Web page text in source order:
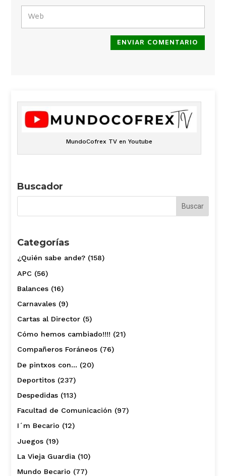
ENVIAR COMENTARIO
MundoCofrex TV en Youtube
Buscador
Categorías
¿Quién sabe ande?(158)
APC(56)
Balances(16)
Carnavales(9)
Cartas al Director(5)
Cómo hemos cambiado!!!! (21)
Compañeros Foráneos(76)
De pintxos con… (20)
Deportitos(237)
Despedidas(113)
Facultad de Comunicación (97)
I´m Becario (12)
Juegos(19)
La Vieja Guardia(10)
Mundo Becario (77)